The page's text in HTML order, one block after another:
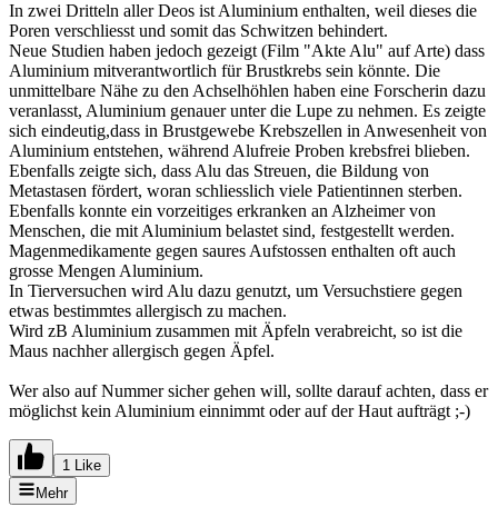
In zwei Dritteln aller Deos ist Aluminium enthalten, weil dieses die
Poren verschliesst und somit das Schwitzen behindert.
Neue Studien haben jedoch gezeigt (Film "Akte Alu" auf Arte) dass
Aluminium mitverantwortlich für Brustkrebs sein könnte. Die
unmittelbare Nähe zu den Achselhöhlen haben eine Forscherin dazu
veranlasst, Aluminium genauer unter die Lupe zu nehmen. Es zeigte
sich eindeutig,dass in Brustgewebe Krebszellen in Anwesenheit von
Aluminium entstehen, während Alufreie Proben krebsfrei blieben.
Ebenfalls zeigte sich, dass Alu das Streuen, die Bildung von
Metastasen fördert, woran schliesslich viele Patientinnen sterben.
Ebenfalls konnte ein vorzeitiges erkranken an Alzheimer von
Menschen, die mit Aluminium belastet sind, festgestellt werden.
Magenmedikamente gegen saures Aufstossen enthalten oft auch
grosse Mengen Aluminium.
In Tierversuchen wird Alu dazu genutzt, um Versuchstiere gegen
etwas bestimmtes allergisch zu machen.
Wird zB Aluminium zusammen mit Äpfeln verabreicht, so ist die
Maus nachher allergisch gegen Äpfel.
Wer also auf Nummer sicher gehen will, sollte darauf achten, dass er
möglichst kein Aluminium einnimmt oder auf der Haut aufträgt ;-)
1 Like
Mehr